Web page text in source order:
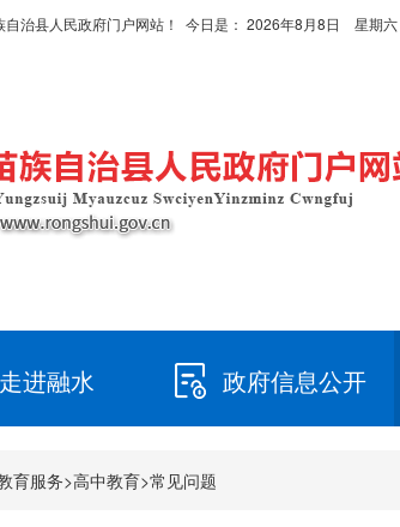
自治县人民政府门户网站！ 今日是： 2026年8月8日 星期
走进融水 政府信息公开
育服务>高中教育>常见问题